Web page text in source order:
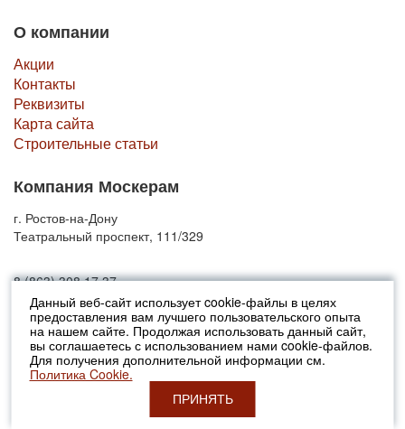
Данный веб-сайт использует cookie-файлы в целях
предоставления вам лучшего пользовательского опыта
на нашем сайте. Продолжая использовать данный сайт,
вы соглашаетесь с использованием нами cookie-файлов.
Для получения дополнительной информации см.
Политика Cookie.
ПРИНЯТЬ
О компании
Акции
Контакты
Реквизиты
Карта сайта
Строительные статьи
Компания Москерам
г. Ростов-на-Дону
Театральный проспект, 111/329
8 (863) 308 17 37
© 2010-2026 Москерам
Указанные на сайте цены не являются публичной офертой (ст.435 ГК
РФ).
Стоимость и наличие товара просьба уточнять в офисах продаж....